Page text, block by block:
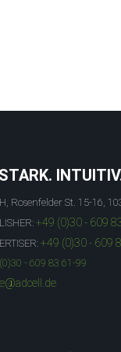
Rosenfelder St. 15-16,
+49 (0)30 - 609
+49 (0)30 - 609
- 609 83 61-99